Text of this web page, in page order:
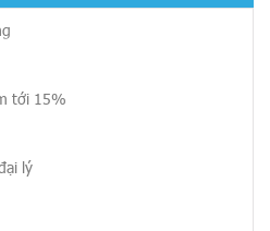
tới 15%
lý